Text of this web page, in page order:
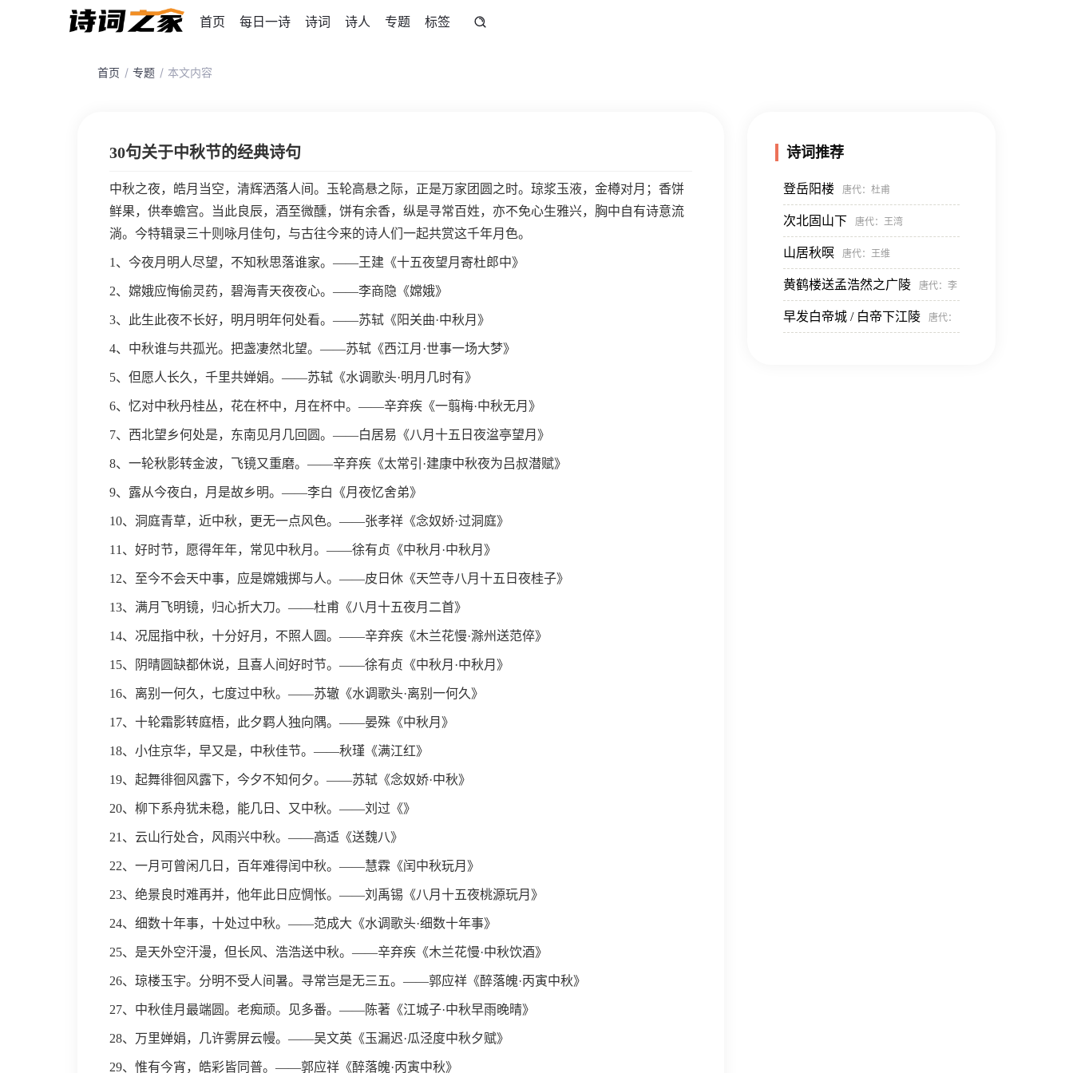
首页 每日一诗 诗词 诗人 专题 标签
首页 专题 本文内容
30句关于中秋节的经典诗句
中秋之夜，皓月当空，清辉洒落人间。玉轮高悬之际，正是万家团圆之时。琼浆玉液，金樽对月；香饼
鲜果，供奉蟾宫。当此良辰，酒至微醺，饼有余香，纵是寻常百姓，亦不免心生雅兴，胸中自有诗意流
淌。今特辑录三十则咏月佳句，与古往今来的诗人们一起共赏这千年月色。
1、今夜月明人尽望，不知秋思落谁家。——王建《十五夜望月寄杜郎中》
2、嫦娥应悔偷灵药，碧海青天夜夜心。——李商隐《嫦娥》
3、此生此夜不长好，明月明年何处看。——苏轼《阳关曲·中秋月》
4、中秋谁与共孤光。把盏凄然北望。——苏轼《西江月·世事一场大梦》
5、但愿人长久，千里共婵娟。——苏轼《水调歌头·明月几时有》
6、忆对中秋丹桂丛，花在杯中，月在杯中。——辛弃疾《一翦梅·中秋无月》
7、西北望乡何处是，东南见月几回圆。——白居易《八月十五日夜湓亭望月》
8、一轮秋影转金波，飞镜又重磨。——辛弃疾《太常引·建康中秋夜为吕叔潜赋》
9、露从今夜白，月是故乡明。——李白《月夜忆舍弟》
10、洞庭青草，近中秋，更无一点风色。——张孝祥《念奴娇·过洞庭》
11、好时节，愿得年年，常见中秋月。——徐有贞《中秋月·中秋月》
12、至今不会天中事，应是嫦娥掷与人。——皮日休《天竺寺八月十五日夜桂子》
13、满月飞明镜，归心折大刀。——杜甫《八月十五夜月二首》
14、况屈指中秋，十分好月，不照人圆。——辛弃疾《木兰花慢·滁州送范倅》
15、阴晴圆缺都休说，且喜人间好时节。——徐有贞《中秋月·中秋月》
16、离别一何久，七度过中秋。——苏辙《水调歌头·离别一何久》
17、十轮霜影转庭梧，此夕羁人独向隅。——晏殊《中秋月》
18、小住京华，早又是，中秋佳节。——秋瑾《满江红》
19、起舞徘徊风露下，今夕不知何夕。——苏轼《念奴娇·中秋》
20、柳下系舟犹未稳，能几日、又中秋。——刘过《》
21、云山行处合，风雨兴中秋。——高适《送魏八》
22、一月可曾闲几日，百年难得闰中秋。——慧霖《闰中秋玩月》
23、绝景良时难再并，他年此日应惆怅。——刘禹锡《八月十五夜桃源玩月》
24、细数十年事，十处过中秋。——范成大《水调歌头·细数十年事》
25、是天外空汗漫，但长风、浩浩送中秋。——辛弃疾《木兰花慢·中秋饮酒》
26、琼楼玉宇。分明不受人间暑。寻常岂是无三五。——郭应祥《醉落魄·丙寅中秋》
27、中秋佳月最端圆。老痴顽。见多番。——陈著《江城子·中秋早雨晚晴》
28、万里婵娟，几许雾屏云幔。——吴文英《玉漏迟·瓜泾度中秋夕赋》
29、惟有今宵，皓彩皆同普。——郭应祥《醉落魄·丙寅中秋》
诗词推荐
登岳阳楼 唐代：杜甫
次北固山下 唐代：王湾
山居秋暝 唐代：王维
黄鹤楼送孟浩然之广陵 唐代：李
白
早发白帝城 / 白帝下江陵 唐代：